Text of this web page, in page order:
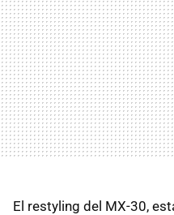
El restyling del MX-30,